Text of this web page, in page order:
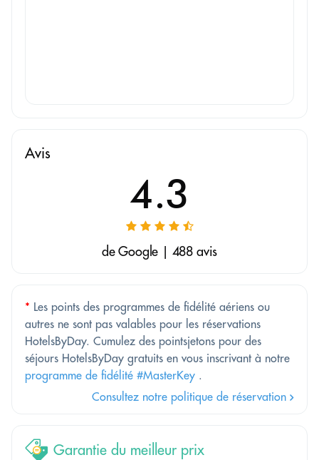
Avis
4.3
de Google | 488 avis
* Les points des programmes de fidélité aériens ou
autres ne sont pas valables pour les réservations
HotelsByDay. Cumulez des pointsjetons pour des
séjours HotelsByDay gratuits en vous inscrivant à notre
programme de fidélité #MasterKey .
Consultez notre politique de réservation
Garantie du meilleur prix